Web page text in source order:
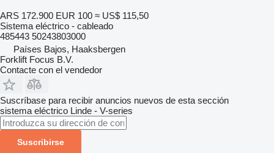
ARS 172.900 EUR 100 ≈ US$ 115,50
Sistema eléctrico - cableado
485443 50243803000
Países Bajos, Haaksbergen
Forklift Focus B.V.
Contacte con el vendedor
Suscríbase para recibir anuncios nuevos de esta sección
sistema eléctrico Linde - V-series
Suscribirse